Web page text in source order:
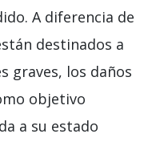
A diferencia de
destinados a
graves, los daños
objetivo
a su estado